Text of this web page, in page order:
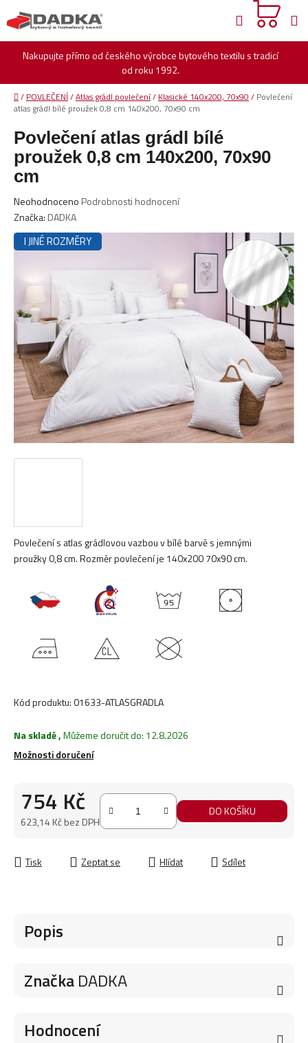
na
obsah
Nakupujte přímo od českého výrobce bytového textilu s tradicí
od roku 1992.
Hledat
Domů
/ POVLEČENÍ/Atlas grádl povlečení/ Klasické 140x200, 70x90 / Povlečení
atlas grádl bílé proužek 0,8 cm 140x200, 70x90 cm
Povlečení s atlas grádlovou vazbou v bílé barvě s jemnými
proužky 0,8 cm. Rozměr povlečení je 140x200 70x90 cm.
Kód produktu:01633-ATLASGRADLA
Na skladě,Můžeme doručit do: 12.8.2026
Možnosti doručení
754 Kč
623,14 Kč bez DPH
DO KOŠÍKU
Tisk Zeptat se Hlídat Sdílet
Povlečení atlas grádl bílé
proužek 0,8 cm 140x200, 70x90
cm
Průměrné
hodnocení
produktu
je
hvězdiček.
Neohodnoceno Podrobnosti hodnocení
Značka: DADKA
I JINÉ ROZMĚRY
Popis
ZnačkaDADKA
Hodnocení